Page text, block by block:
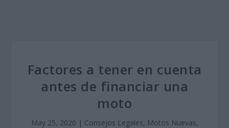
Factores a tener en cuenta
antes de financiar una
moto
May 25, 2020 | Consejos Legales, Motos Nuevas,